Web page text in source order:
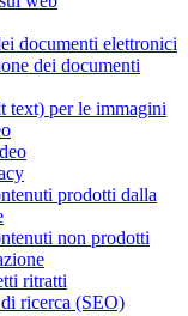
documenti elettronici
dei documenti
text) per le immagini
prodotti dalla
non prodotti
ritratti
ricerca (SEO)